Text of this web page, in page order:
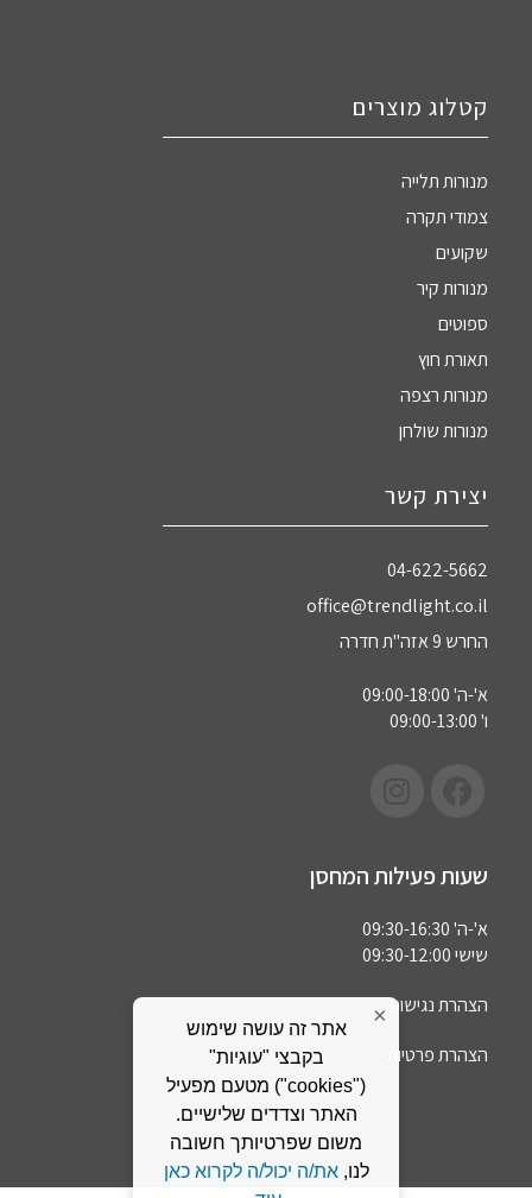
קטלוג מוצרים
מנורות תלייה
צמודי תקרה
שקועים
מנורות קיר
ספוטים
תאורת חוץ
מנורות רצפה
מנורות שולחן
יצירת קשר
04-622-5662‏
office@trendlight.co.il
החרש 9 אזה"ת חדרה
א'-ה' 09:00-18:00
ו' 09:00-13:00
שעות פעילות המחסן
א'-ה' 09:30-16:30
שישי 09:30-12:00
הצהרת נגישות
הצהרת פרטיות
×
אתר זה עושה שימוש
בקבצי "עוגיות"
("cookies") מטעם מפעיל
האתר וצדדים שלישיים.
משום שפרטיותך חשובה
לנו,את/ה יכול/ה לקרוא כאן